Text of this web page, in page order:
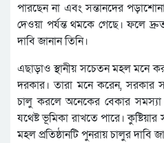
পারছেন না এবং সন্তানদের
দেওয়া পর্যন্ত থমকে গেছে। ফলে
দাবি জানান তিনি।
এছাড়াও স্থানীয় সচেতন মহল মনে
দরকার। তারা মনে করেন, সরকার
চালু করলে অনেকের বেকার সমস্যা
যথেষ্ট ভূমিকা রাখতে পারে।
মহল প্রতিষ্ঠানটি পুনরায় চালুর দাবি